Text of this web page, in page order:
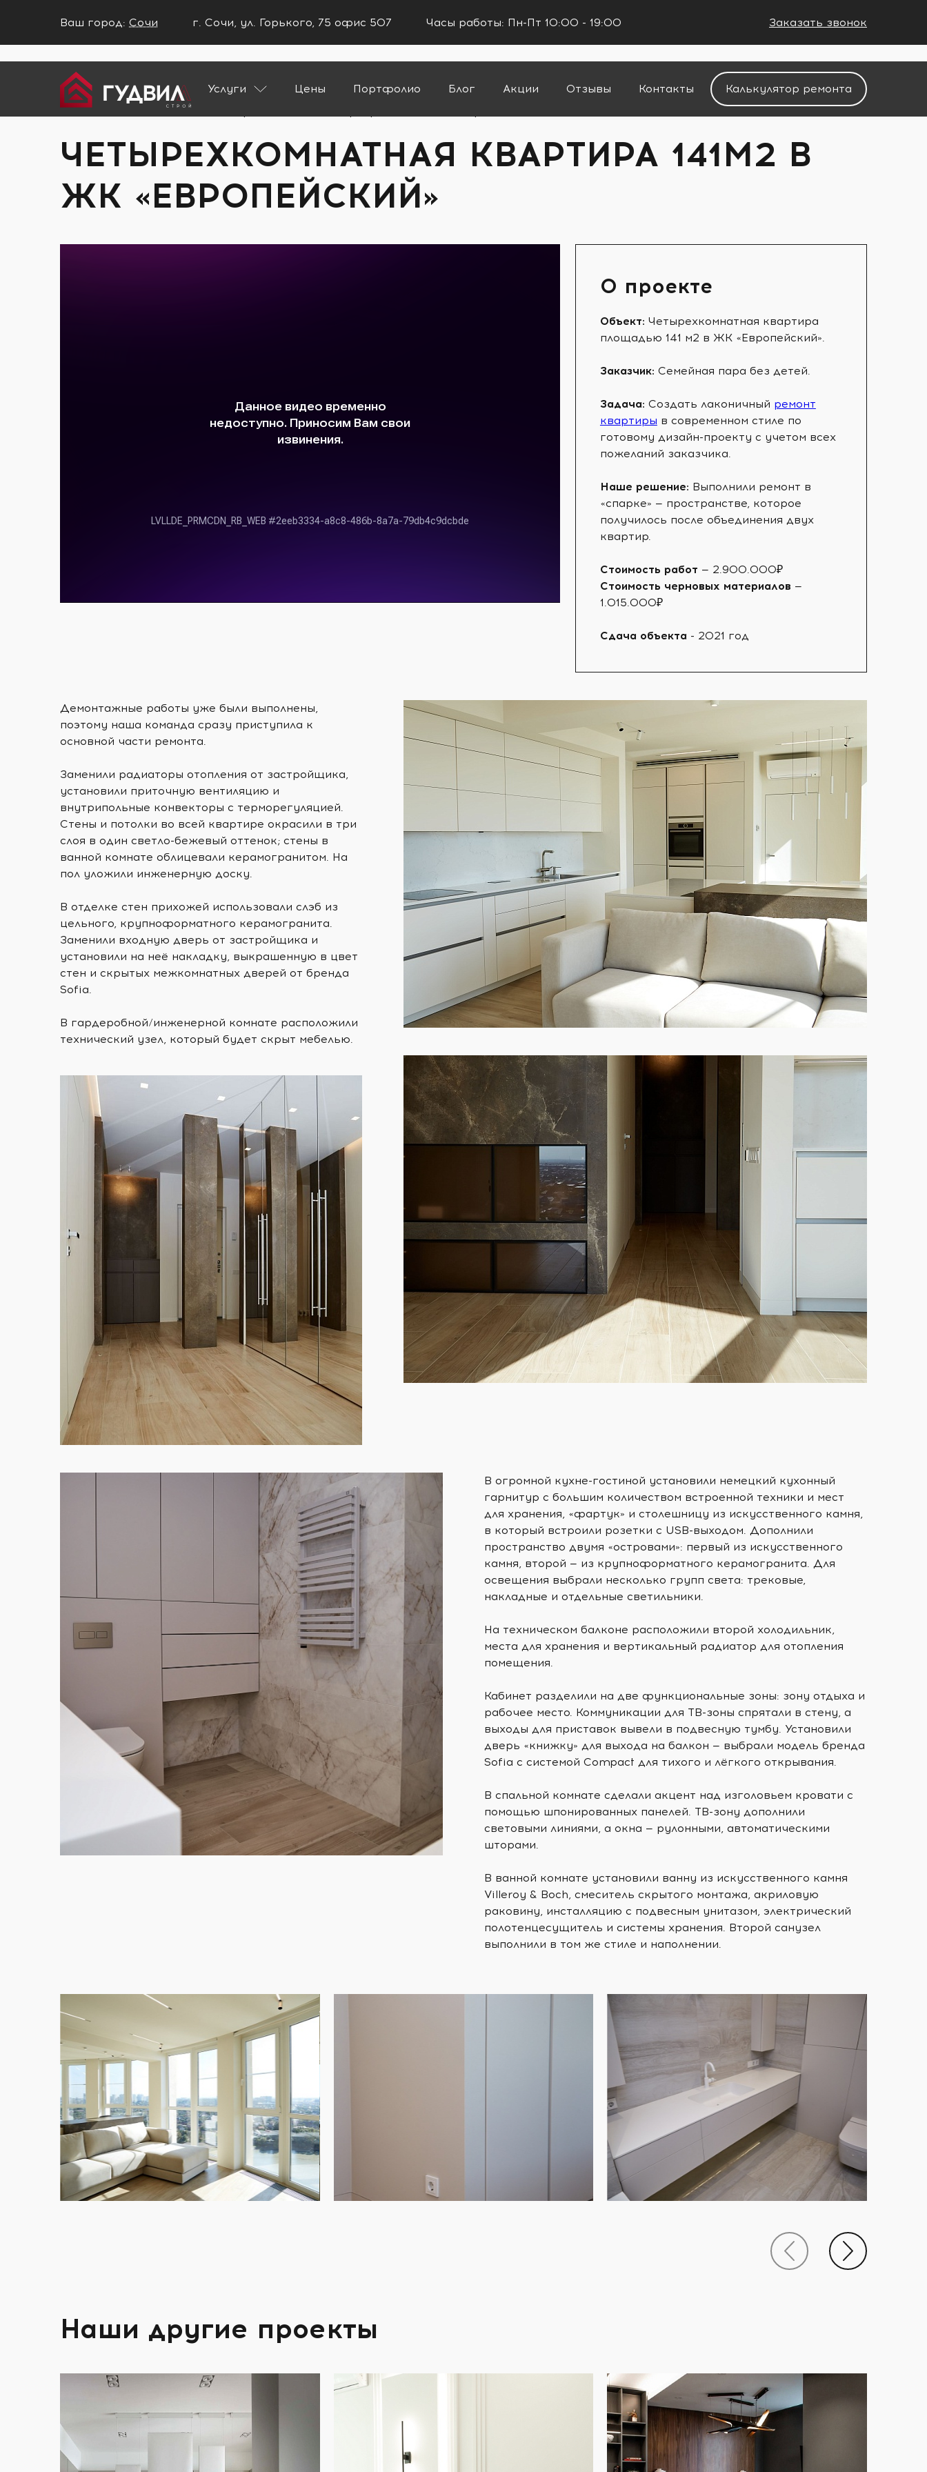
Ваш город: Сочи
Ваш город Сочи?
НЕТ
г. Сочи, ул. Горького, 75 офис 507 Часы работы: Пн-Пт 10:00 - 19:00 Заказать звонок
Услуги
Цены Портфолио Блог Акции Отзывы Контакты
Калькулятор ремонта
Главная
Портфолио
ЧЕТЫРЕХКОМНАТНАЯ КВАРТИРА 141М2 В
ЖК «ЕВРОПЕЙСКИЙ»
О проекте
Объект: Четырехкомнатная квартира
площадью 141 м2 в ЖК «Европейский».
Заказчик: Семейная пара без детей.
Задача: Создать лаконичный ремонт
квартиры в современном стиле по
готовому дизайн-проекту с учетом всех
пожеланий заказчика.
Наше решение: Выполнили ремонт в
«спарке» — пространстве, которое
получилось после объединения двух
квартир.
Стоимость работ — 2.900.000₽
Стоимость черновых материалов —
1.015.000₽
Сдача объекта - 2021 год⠀
Демонтажные работы уже были выполнены,
поэтому наша команда сразу приступила к
основной части ремонта.
Заменили радиаторы отопления от застройщика,
установили приточную вентиляцию и
внутрипольные конвекторы с терморегуляцией.
Стены и потолки во всей квартире окрасили в три
слоя в один светло-бежевый оттенок; стены в
ванной комнате облицевали керамогранитом. На
пол уложили инженерную доску.
В отделке стен прихожей использовали слэб из
цельного, крупноформатного керамогранита.
Заменили входную дверь от застройщика и
установили на неё накладку, выкрашенную в цвет
стен и скрытых межкомнатных дверей от бренда
Sofia.
В гардеробной/инженерной комнате расположили
технический узел, который будет скрыт мебелью.
В огромной кухне-гостиной установили немецкий кухонный
гарнитур с большим количеством встроенной техники и мест
для хранения, «фартук» и столешницу из искусственного камня,
в который встроили розетки с USB-выходом. Дополнили
пространство двумя «островами»: первый из искусственного
камня, второй — из крупноформатного керамогранита. Для
освещения выбрали несколько групп света: трековые,
накладные и отдельные светильники.
На техническом балконе расположили второй холодильник,
места для хранения и вертикальный радиатор для отопления
помещения.
Кабинет разделили на две функциональные зоны: зону отдыха и
рабочее место. Коммуникации для ТВ-зоны спрятали в стену, а
выходы для приставок вывели в подвесную тумбу. Установили
дверь «книжку» для выхода на балкон — выбрали модель бренда
Sofia с системой Compact для тихого и лёгкого открывания.
В спальной комнате сделали акцент над изголовьем кровати с
помощью шпонированных панелей. ТВ-зону дополнили
световыми линиями, а окна — рулонными, автоматическими
шторами.
В ванной комнате установили ванну из искусственного камня
Villeroy & Boch, смеситель скрытого монтажа, акриловую
раковину, инсталляцию с подвесным унитазом, электрический
полотенцесущитель и системы хранения. Второй санузел
выполнили в том же стиле и наполнении.
Наши другие проекты